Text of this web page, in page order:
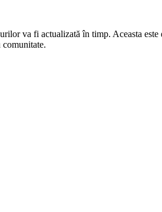
va fi actualizată în timp. Aceasta